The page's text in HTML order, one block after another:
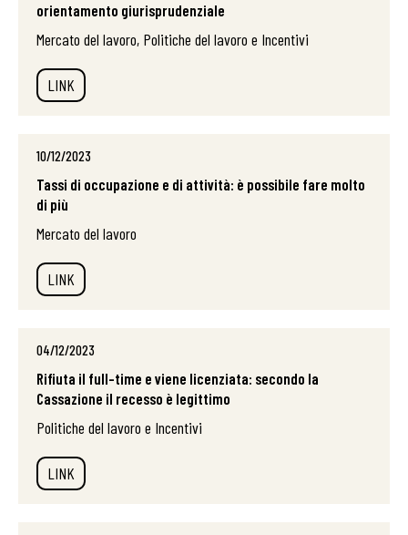
orientamento giurisprudenziale
Mercato del lavoro, Politiche del lavoro e Incentivi
LINK
10/12/2023
Tassi di occupazione e di attività: è possibile fare molto
di più
Mercato del lavoro
LINK
04/12/2023
Rifiuta il full-time e viene licenziata: secondo la
Cassazione il recesso è legittimo
Politiche del lavoro e Incentivi
LINK